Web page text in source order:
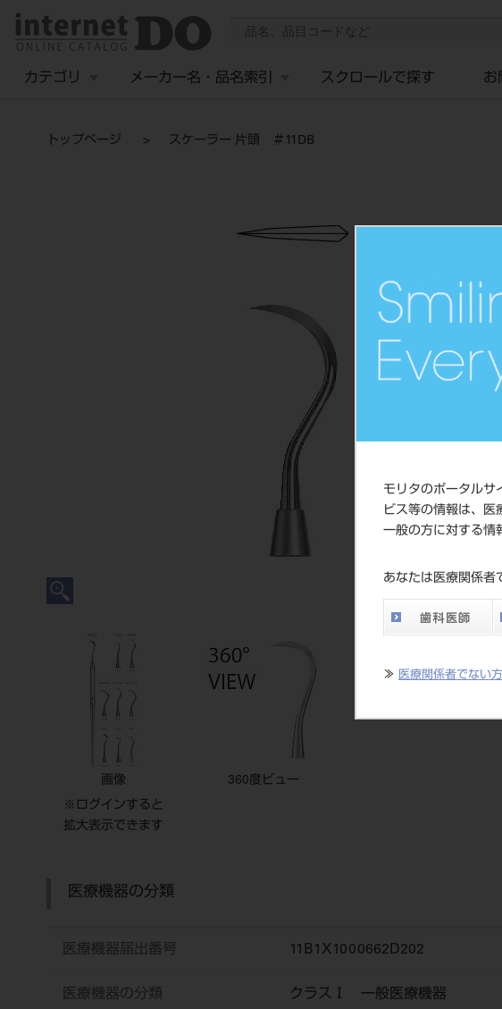
モリタのポータルサ
ビス等の情報は、医
一般の方に対する情
あなたは医療関係者
≫ 医療関係者でない
カテゴリ メーカー名・品名索引 スクロールで探す お
トップページ スケーラー 片頭 ＃11DB
画像
※ログインすると
拡大表示できます
360度ビュー
医療機器の分類
医療機器届出番号 11B1X1000662D202
医療機器の分類 クラスⅠ 一般医療機器